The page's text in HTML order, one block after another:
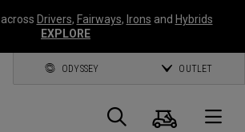
Drivers, Fairways, Irons and Hybrids
EXPLORE
ODYSSEY OUTLET
Panier